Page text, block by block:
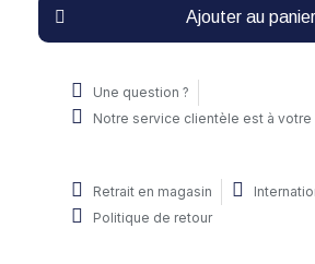
Ajouter au panier
Une question ?
Notre service clientèle est à
Retrait en magasin
Politique de retour